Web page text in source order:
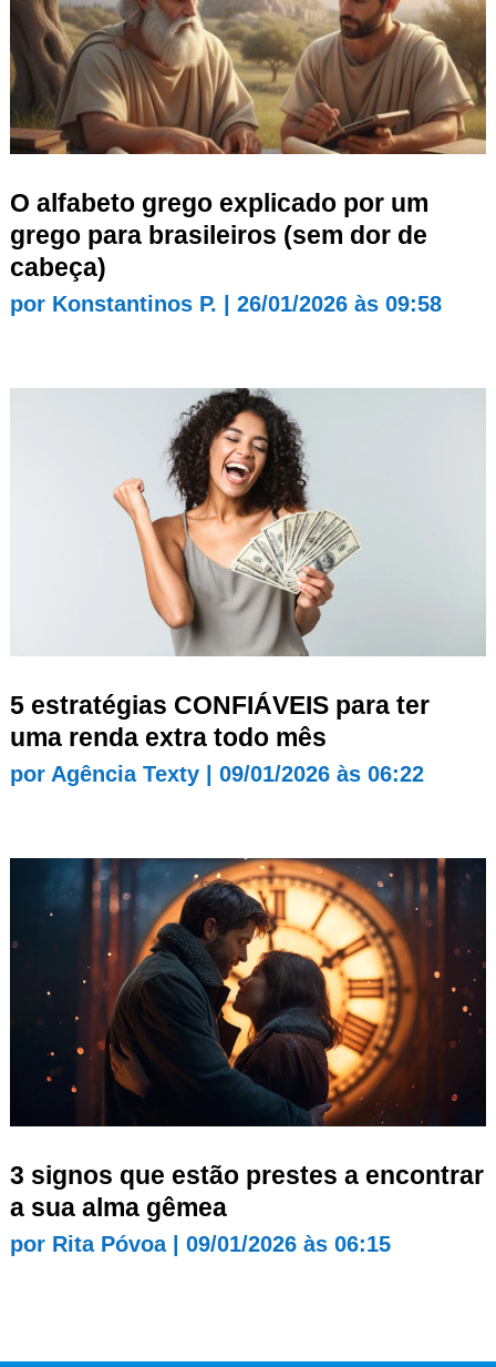
O alfabeto grego explicado por um
grego para brasileiros (sem dor de
cabeça)
por Konstantinos P. 26/01/2026 às 09:58
5 estratégias CONFIÁVEIS para ter
uma renda extra todo mês
por Agência Texty| 09/01/2026 às 06:22
3 signos que estão prestes a encontrar
a sua alma gêmea
por Rita Póvoa| 09/01/2026 às 06:15